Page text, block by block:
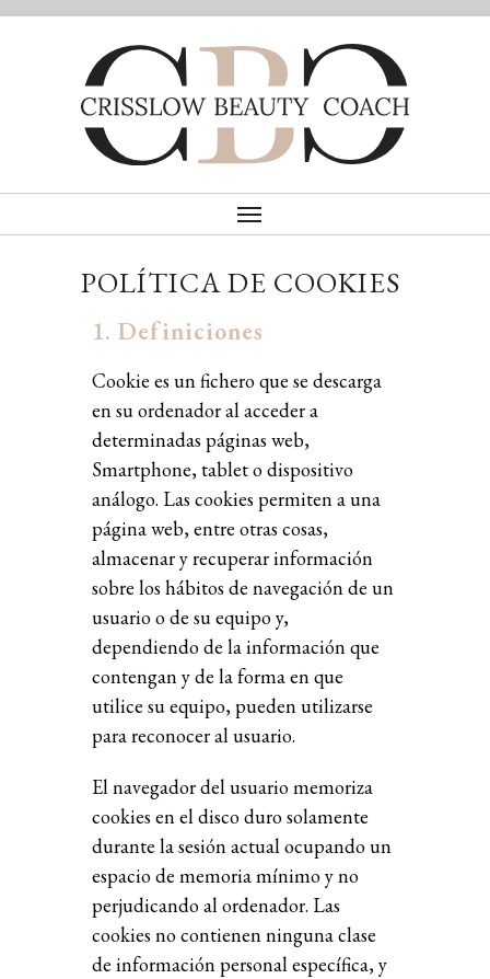
POLÍTICA DE COOKIES
1. Definiciones
Cookie es un fichero que se descarga
en su ordenador al acceder a
determinadas páginas web,
Smartphone, tablet o dispositivo
análogo. Las cookies permiten a una
página web, entre otras cosas,
almacenar y recuperar información
sobre los hábitos de navegación de un
usuario o de su equipo y,
dependiendo de la información que
contengan y de la forma en que
utilice su equipo, pueden utilizarse
para reconocer al usuario.
El navegador del usuario memoriza
cookies en el disco duro solamente
durante la sesión actual ocupando un
espacio de memoria mínimo y no
perjudicando al ordenador. Las
cookies no contienen ninguna clase
de información personal específica, y